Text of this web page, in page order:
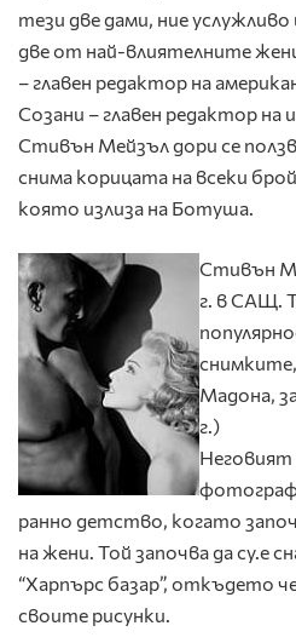
тези две дами, ние
две от най-влиятелните
– главен редактор на
Созани – главен редактор на
Стивън Мейзъл дори се
снима корицата на всеки
която излиза на Ботуша.
Стивън
г. в САЩ.
Мадона,
г.)
ранно детство, когато
на жени. Той започва да су.е
“Харпърс базар”, откъдето
своите рисунки.